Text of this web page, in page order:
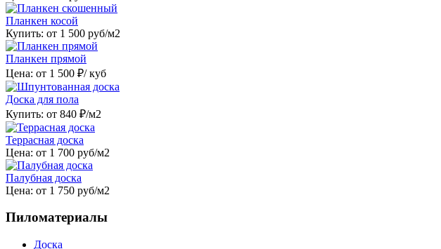
Планкен косой
Купить: от 1 500 руб/м2
Планкен прямой
Цена: от 1 500 ₽/ куб
Доска для пола
Купить: от 840 ₽/м2
Террасная доска
Цена: от 1 700 руб/м2
Палубная доска
Цена: от 1 750 руб/м2
Пиломатериалы
Доска